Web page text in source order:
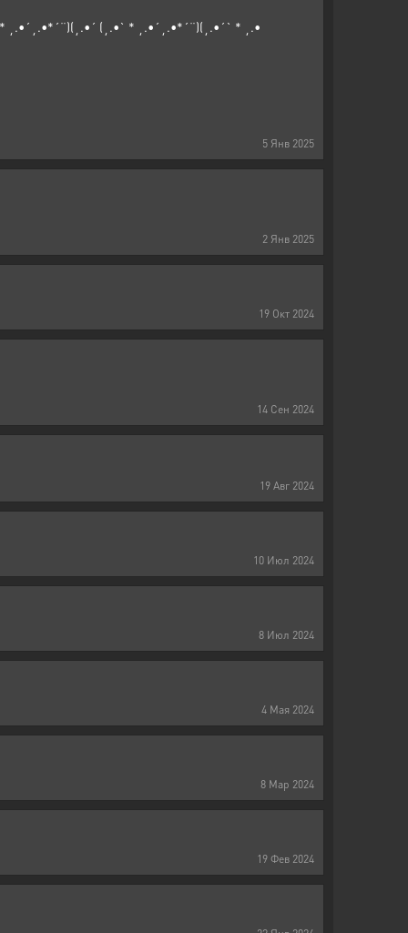
5 Янв 2025
(¸.•` * ¸.•´¸.•*´¨)(¸.•´` * ¸.•
2 Янв 2025
19 Окт 2024
14 Сен 2024
19 Авг 2024
10 Июл 2024
8 Июл 2024
4 Мая 2024
8 Мар 2024
19 Фев 2024